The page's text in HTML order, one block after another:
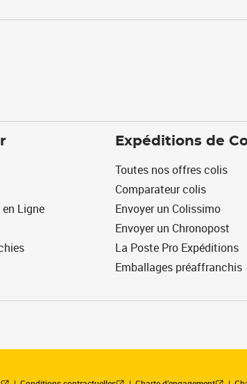
Ligne
Expéditions de
Toutes nos offres colis
Comparateur colis
Envoyer un Colissimo
Envoyer un Chronopost
La Poste Pro Expéditions
Emballages préaffranchis